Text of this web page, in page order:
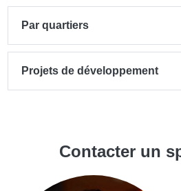
Par quartiers
Projets de développement
Contacter un